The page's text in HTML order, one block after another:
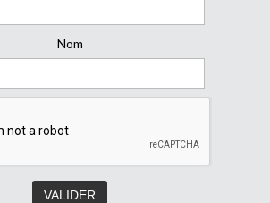
Nom